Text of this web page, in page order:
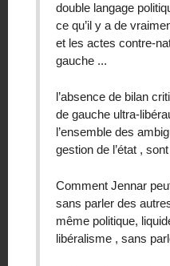
double langage
ce qu’il y a de
et les actes contre-
gauche ...
l’absence de bilan
de gauche ultra-
l’ensemble des
gestion de l’état ,
Comment Jennar
sans parler des
même politique,
libéralisme , sans